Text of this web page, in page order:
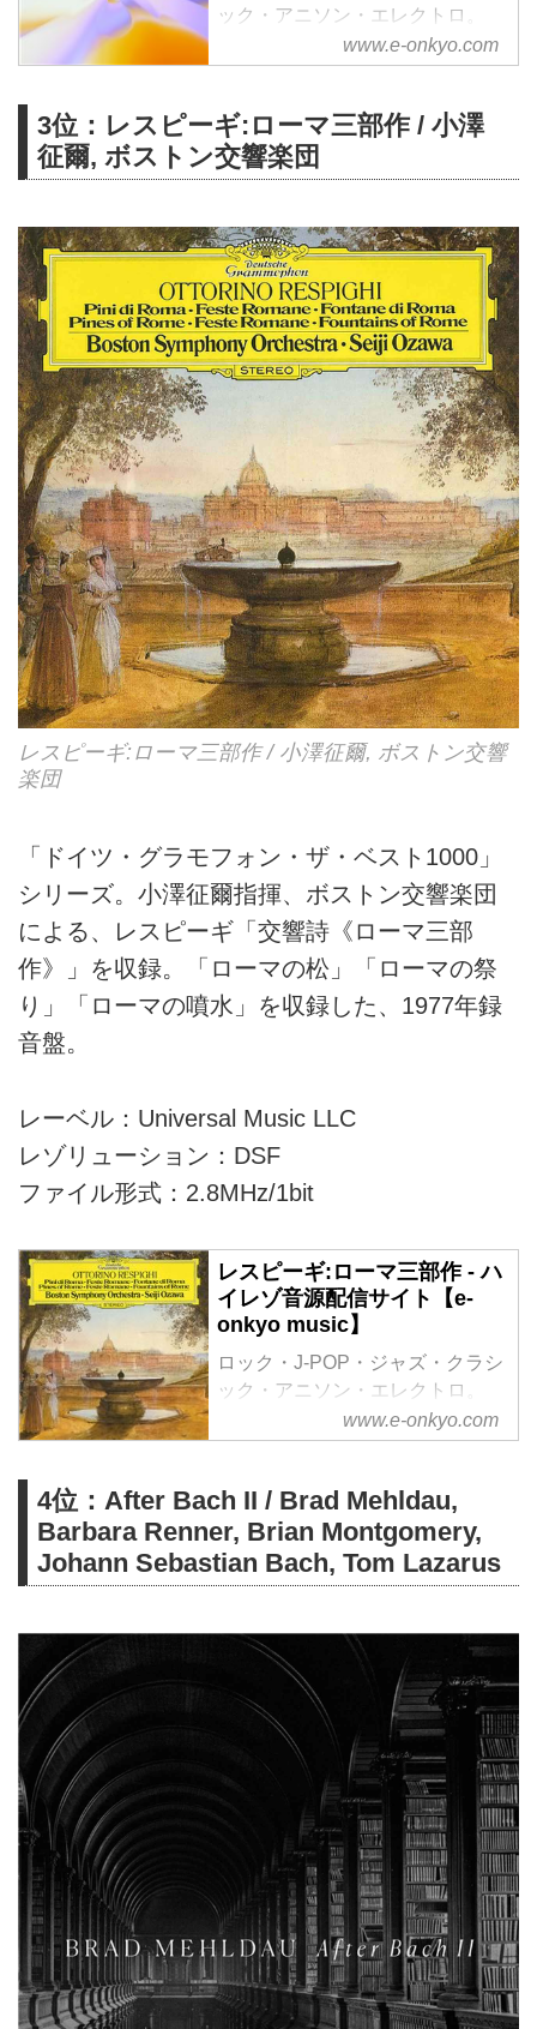
ック・アニソン・エレクトロ。
様々なジャンルをハイレゾで配信
中。WAV・flac・DSDなど各種フ
聴くならe-onkyo music！
www.e-onkyo.com
3位：レスピーギ:ローマ三部作 / 小澤
征爾, ボストン交響楽団
レスピーギ:ローマ三部作 / 小澤征爾, ボストン交響
楽団
「ドイツ・グラモフォン・ザ・ベスト1000」
シリーズ。小澤征爾指揮、ボストン交響楽団
による、レスピーギ「交響詩《ローマ三部
作》」を収録。「ローマの松」「ローマの祭
り」「ローマの噴水」を収録した、1977年録
音盤。
レーベル：Universal Music LLC
レゾリューション：DSF
ファイル形式：2.8MHz/1bit
レスピーギ:ローマ三部作 - ハ
イレゾ音源配信サイト【e-
onkyo music】
ロック・J-POP・ジャズ・クラシ
ック・アニソン・エレクトロ。
様々なジャンルをハイレゾで配信
中。WAV・flac・DSDなど各種フ
聴くならe-onkyo music！
www.e-onkyo.com
4位：After Bach II / Brad Mehldau,
Barbara Renner, Brian Montgomery,
Johann Sebastian Bach, Tom Lazarus